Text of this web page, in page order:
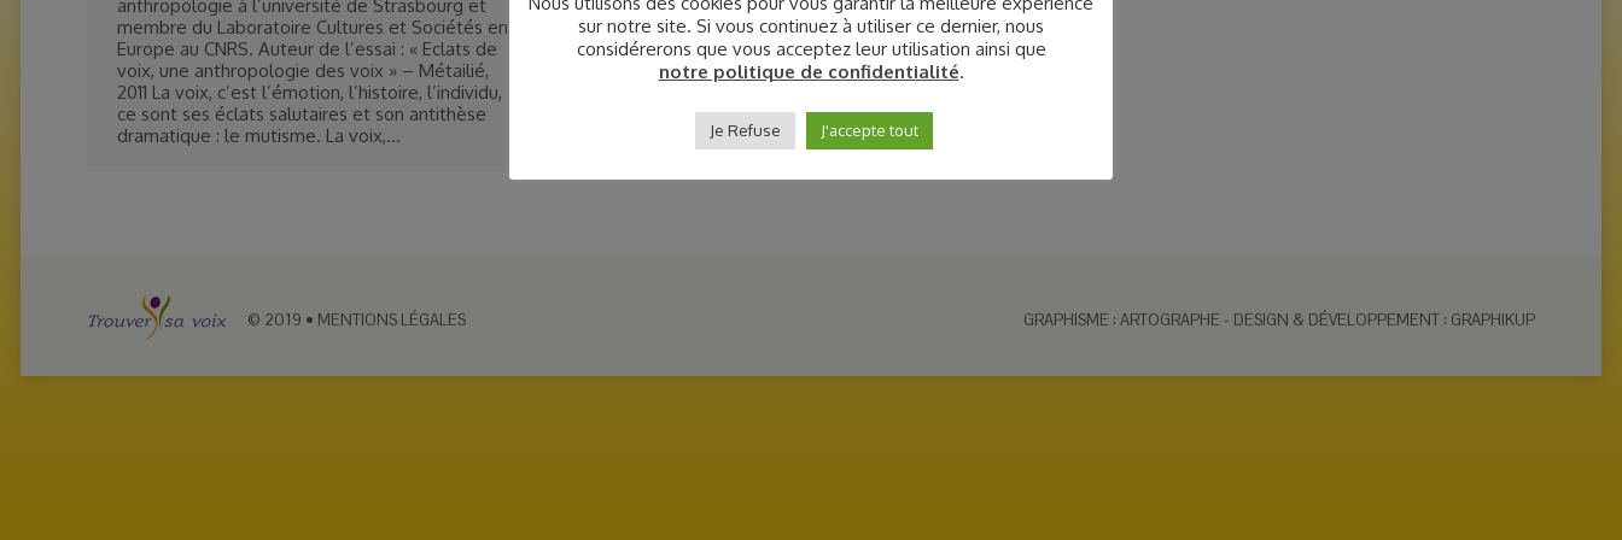
anthropologie à l’université de Strasbourg et
membre du Laboratoire Cultures et Sociétés en
Europe au CNRS. Auteur de l’essai : « Eclats de
voix, une anthropologie des voix » – Métailié,
2011 La voix, c’est l’émotion, l’histoire, l’individu,
ce sont ses éclats salutaires et son antithèse
dramatique : le mutisme. La voix,…
© 2019 • MENTIONS LÉGALES GRAPHISME : ARTOGRAPHE - DESIGN & DÉVELOPPEMENT : GRAPHIKUP
sur notre site. Si vous continuez à utiliser ce dernier, nous
considérerons que vous acceptez leur utilisation ainsi que
notre politique de confidentialité.
Je Refuse J'accepte tout